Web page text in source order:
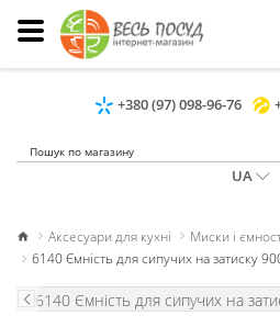
+380 (97) 098-96-76
UA
Аксесуари для кухні
Миски і
6140 Ємність для сипучих на затиску